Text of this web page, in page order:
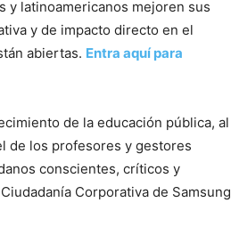
y latinoamericanos mejoren sus
y de impacto directo en el
abiertas. Entra aquí para
de la educación pública, al
de los profesores y gestores
conscientes, críticos y
Corporativa de Samsung